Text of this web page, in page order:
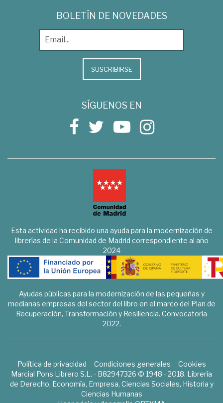
BOLETÍN DE NOVEDADES
SUSCRIBIRSE
SÍGUENOS EN
Esta actividad ha recibido una ayuda para la modernización de
librerías de la Comunidad de Madrid correspondiente al año
2024
Ayudas públicas para la modernización de las pequeñas y
medianas empresas del sector del libro en el marco del Plan de
Recuperación, Transformación y Resiliencia. Convocatoria
2022.
Política de privacidad Condiciones generales
Cookies
Marcial Pons Librero S.L. - B82947326 © 1948 - 2018. Librería
de Derecho, Economía, Empresa, Ciencias Sociales, Historia y
Ciencias Humanas